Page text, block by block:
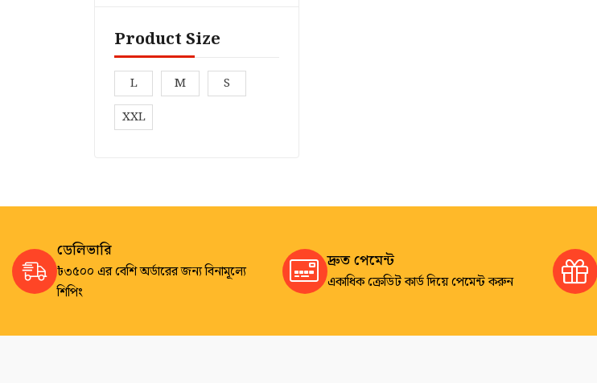
Product Size
L M
S
XXL
ডেলিভারি
৳৩৫০০ এর বেশি অর্ডারের জন্য বিনামূল্যে
শিপিং
দ্রুত পেমেন্ট
একাধিক ক্রেডিট কার্ড দিয়ে পেমেন্ট করুন